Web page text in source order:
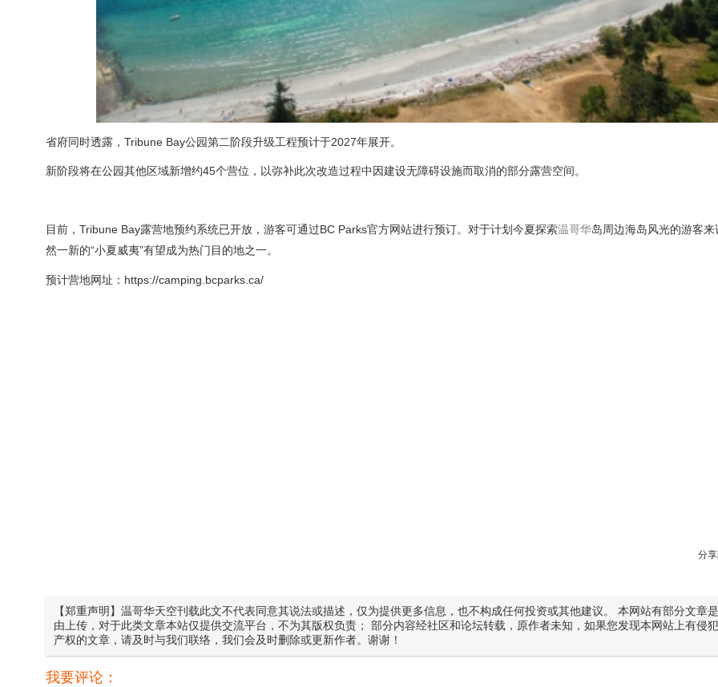
省府同时透露，Tribune Bay公园第二阶段升级工程预计于2027年展开。
新阶段将在公园其他区域新增约45个营位，以弥补此次改造过程中因建设无障碍设施而取消的部分露营空间。
目前，Tribune Bay露营地预约系统已开放，游客可通过BC Parks官方网站进行预订。对于计划今夏探索温哥华岛周边海岛风光的游客
然一新的“小夏威夷”有望成为热门目的地之一。
预计营地网址：https://camping.bcparks.ca/
分
【郑重声明】温哥华天空刊载此文不代表同意其说法或描述，仅为提供更多信息，也不构成任何投资或其他建议。 本网站有部分文章
由上传，对于此类文章本站仅提供交流平台，不为其版权负责； 部分内容经社区和论坛转载，原作者未知，如果您发现本网站上有侵
产权的文章，请及时与我们联络，我们会及时删除或更新作者。谢谢！
我要评论：